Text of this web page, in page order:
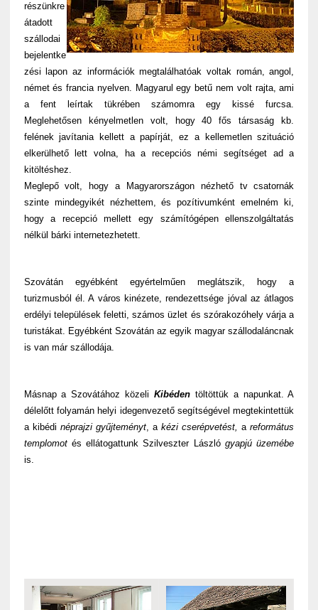
részünkre
átadott
szállodai
bejelentke
zési lapon az információk megtalálhatóak voltak román, angol,
német és francia nyelven. Magyarul egy betű nem volt rajta, ami
a fent leírtak tükrében számomra egy kissé furcsa.
Meglehetősen kényelmetlen volt, hogy 40 fős társaság kb.
felének javítania kellett a papírját, ez a kellemetlen szituáció
elkerülhető lett volna, ha a recepciós némi segítséget ad a
kitöltéshez.
Meglepő volt, hogy a Magyarországon nézhető tv csatornák
szinte mindegyikét nézhettem, és pozítivumként emelném ki,
hogy a recepció mellett egy számítógépen ellenszolgáltatás
nélkül bárki internetezhetett.
Szovátán egyébként egyértelműen meglátszik, hogy a
turizmusból él. A város kinézete, rendezettsége jóval az átlagos
erdélyi települések feletti, számos üzlet és szórakozóhely várja a
turistákat. Egyébként Szovátán az egyik magyar szállodaláncnak
is van már szállodája.
Másnap a Szovátához közeli Kibéden töltöttük a napunkat. A
délelőtt folyamán helyi idegenvezető segítségével megtekintettük
a kibédi néprajzi gyűjteményt, akézi cserépvetést, areformátus
templomotés ellátogattunk Szilveszter Lászlógyapjú üzemébe
is.